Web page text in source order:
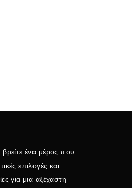
ένα μέρος που
επιλογές και
για μια αξέχαστη